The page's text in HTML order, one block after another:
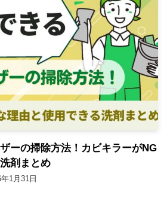
ーの掃除方法！カビキラーがNG
剤まとめ
1月31日